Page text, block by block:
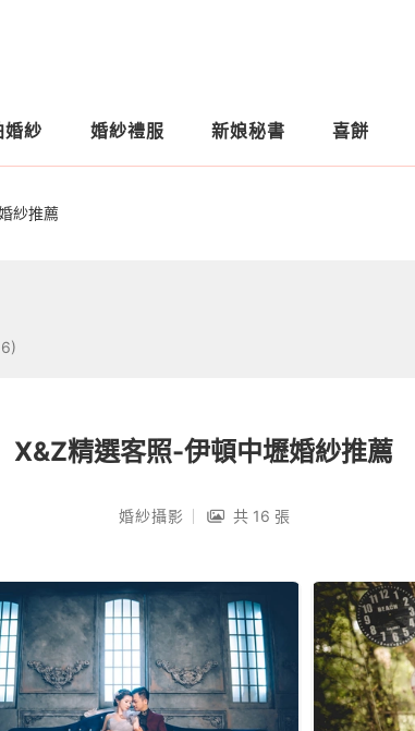
婚紗 婚紗禮服 新娘秘書 喜餅
紗推薦
X&Z精選客照-伊頓中壢婚紗推薦
婚紗攝影 共 16 張